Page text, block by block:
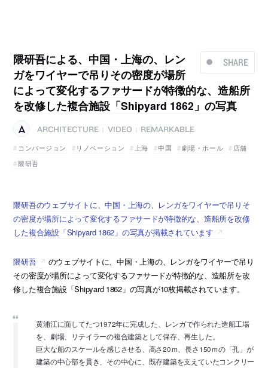
SHARE
隈研吾による、中国・上海の、レン
ガをワイヤーで吊りその密度が場所
によって変化するファサードが特徴的な、造船所
を改修した複合施設「Shipyard 1862」の写真
ARCHITECTURE VIDEO
REMARKABLE
コンバージョン
リノベーション 上海 中国 劇場・ホール
店舗
隈研吾
隈研吾のウェブサイトに、中国・上海の、レンガをワイヤーで吊りそ
の密度が場所によって変化するファサードが特徴的な、造船所を改修
した複合施設「Shipyard 1862」の写真が掲載されています
隈研吾
のウェブサイトに、中国・上海の、レンガをワイヤーで吊り
その密度が場所によって変化するファサードが特徴的な、造船所を改
修した複合施設「Shipyard 1862」の写真が10枚掲載されています。
黄浦江に面してたつ1972年に完成した、レンガで作られた造船工場
を、劇場、リテイラーの複合建築として保存、再生した。
巨大な船のスケールを感じさせる、高さ20ｍ、長さ150ｍの「孔」が
建築の中心部を貫き、その中心に、既存建築を支えていたコンクリー